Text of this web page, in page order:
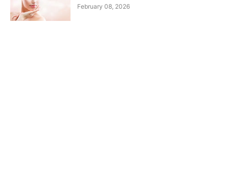
February 08, 2026